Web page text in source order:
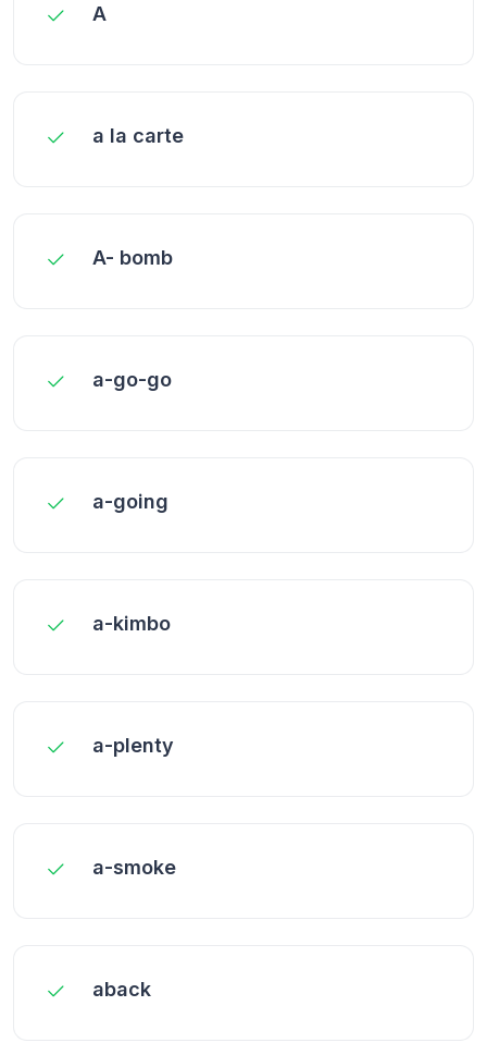
A
a la carte
A- bomb
a-go-go
a-going
a-kimbo
a-plenty
a-smoke
aback